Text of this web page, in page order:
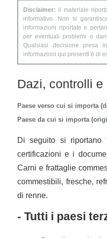
Disclaimer: il materiale
informativo. Non si
informazioni riportate e
per eventuali problemi o
Qualsiasi decisione presa
informazioni qui presenti è di
Dazi, controlli
Paese verso cui si importa
Paese da cui si importa
Di seguito si
certificazioni e i
Carni e frattaglie
commestibili, fresche,
di renne.
- Tutti i paesi